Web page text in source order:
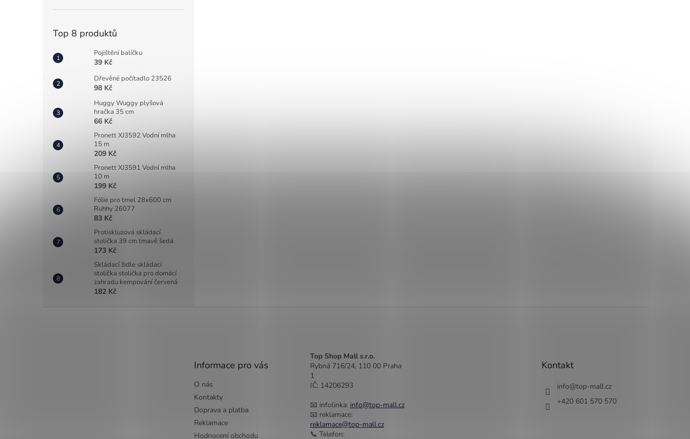
Top 8 produktů
Pojištění balíčku
39 Kč
Dřevěné počítadlo 23526
98 Kč
Huggy Wuggy plyšová
hračka 35 cm
66 Kč
Pronett XJ3592 Vodní mlha
15 m
209 Kč
Pronett XJ3591 Vodní mlha
10 m
199 Kč
Fólie pro tmel 28x600 cm
Ruhhy 26077
83 Kč
Protiskluzová skládací
stolička 39 cm tmavě šedá
173 Kč
Skládací židle skládací
stolička stolička pro domácí
zahradu kempování červená
182 Kč
Informace pro vás
O nás
Kontakty
Doprava a platba
Reklamace
Hodnocení obchodu
Top Shop Mall s.r.o.
Rybná 716/24, 110 00 Praha
1
IČ: 14206293
📧 infolinka: info@top-mall.cz
📧 reklamace:
reklamace@top-mall.cz
📞 Telefon:
Kontakt
info@top-mall.cz
+420 601 570 570